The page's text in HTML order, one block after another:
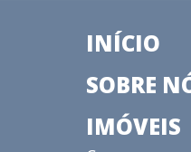
INÍCIO
SOBRE
IMÓVEIS